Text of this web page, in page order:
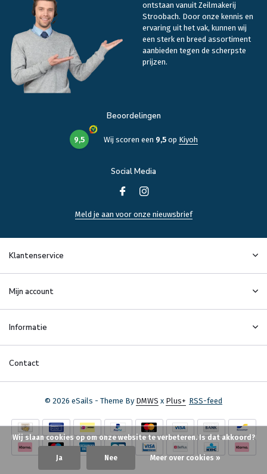
ontstaan vanuit Zeilmakerij
Stroobach. Door onze kennis en
ervaring uit het vak, kunnen wij
een sterk en breed assortiment
aanbieden tegen de scherpste
prijzen.
Beoordelingen
9,5 Wij scoren een 9,5op Kiyoh
Social Media
Meld je aan voor onze nieuwsbrief
Klantenservice
Mijn account
Informatie
Contact
© 2026 eSails - Theme By DMWS x Plus+ RSS-feed
Wij slaan cookies op om onze website te verbeteren. Is dat akkoord?
Ja Nee Meer over cookies »